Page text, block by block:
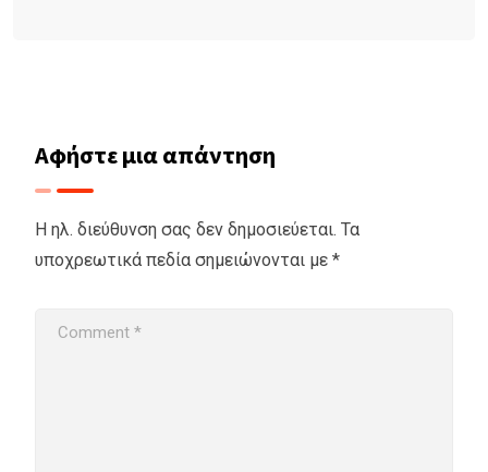
Αφήστε μια απάντηση
Η ηλ. διεύθυνση σας δεν δημοσιεύεται. Τα
υποχρεωτικά πεδία σημειώνονται με *